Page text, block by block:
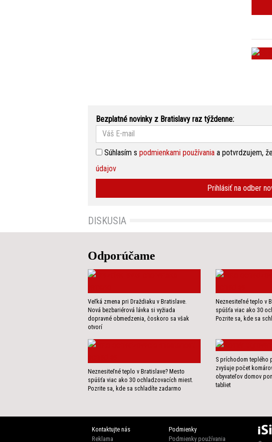
Bezplatné novinky z Bratislavy raz týždenne:
Súhlasím s podmienkami používania a potvrdzujem,
údajov
Prihlásiť na odber
DISKUSIA
Odporúčame
Veľká zmena pri Draždiaku v Bratislave.
Nová bezbariérová lávka si vyžiada
dopravné obmedzenia, čoskoro sa však
otvorí
Neznesiteľné teplo v
spúšťa viac ako 30
Pozrite sa, kde sa
Neznesiteľné teplo v Bratislave? Mesto
spúšťa viac ako 30 ochladzovacích miest.
Pozrite sa, kde sa schladíte zadarmo
S príchodom teplého
zvyšuje počet
obyvateľov domov
tabliet
Kontaktujte nás
Reklama
Podmienky
Podmienky používania